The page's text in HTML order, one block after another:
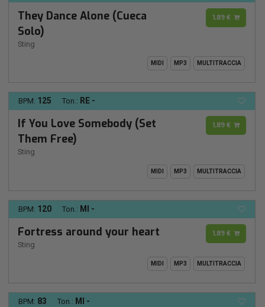
They Dance Alone (Cueca
Solo)
Sting
1,89 €
MIDI MP3 MULTITRACCIA
BPM: 125 Ton.: RE -
If You Love Somebody (Set
Them Free)
Sting
1,89 €
MIDI MP3 MULTITRACCIA
BPM: 120 Ton.: MI -
Fortress around your heart
Sting
1,89 €
MIDI MP3 MULTITRACCIA
BPM: 83 Ton.: MI -